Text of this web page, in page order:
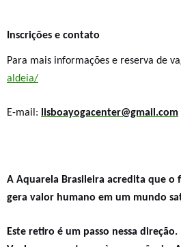
Inscrições e contato
Para mais informações e reserva de
aldeia/
E-mail: lisboayogacenter@gmail.com
A Aquarela Brasileira acredita que
gera valor humano em um mundo
Este retiro é um passo nessa direção.